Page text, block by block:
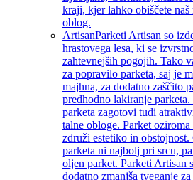
kraji, kjer lahko obiščete naš
oblog.
ArtisanParketi Artisan so
hrastovega lesa, ki se
zahtevnejših pogojih. Tako
za popravilo parketa, saj je
majhna, za dodatno zaščito
predhodno lakiranje
parketa zagotovi tudi
talne obloge. Parket
združi estetiko in
parketa ni najbolj pri srcu,
oljen parket. Parketi Artisan
dodatno zmanjša tveganje